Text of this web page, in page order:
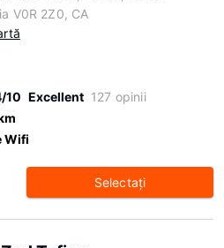
V0R 2Z0, CA
10 Excellent 127 opinii
Wifi
Selectaţi